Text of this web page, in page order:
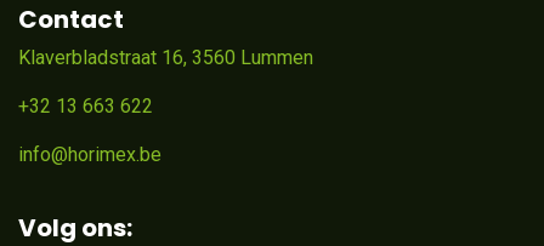
Contact
Klaverbladstraat 16, 3560 Lummen
+32 13 663 622
info@horimex.be
Volg ons: